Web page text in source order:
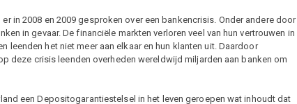
in 2008 en 2009 gesproken over een bankencrisis. Onder andere door
in gevaar. De financiële markten verloren veel van hun vertrouwen in
leenden het niet meer aan elkaar en hun klanten uit. Daardoor
deze crisis leenden overheden wereldwijd miljarden aan banken om
een Depositogarantiestelsel in het leven geroepen wat inhoudt dat